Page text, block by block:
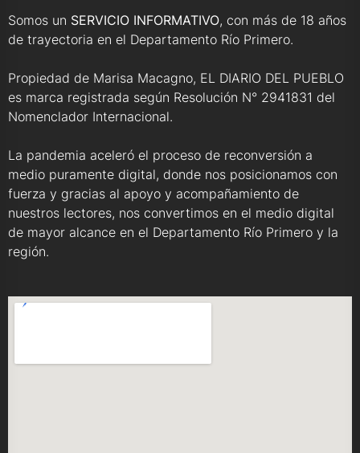
Somos un SERVICIO INFORMATIVO, con más de 18 años
de trayectoria en el Departamento Río Primero.
Propiedad de Marisa Macagno, EL DIARIO DEL PUEBLO
es marca registrada según Resolución N° 2941831 del
Nomenclador Internacional.
La pandemia aceleró el proceso de reconversión a
medio puramente digital, donde nos posicionamos con
fuerza y gracias al apoyo y acompañamiento de
nuestros lectores, nos convertimos en el medio digital
de mayor alcance en el Departamento Río Primero y la
región.